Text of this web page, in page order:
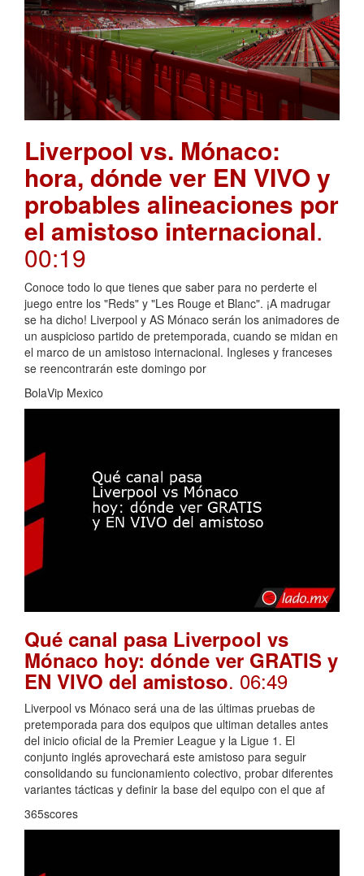
Liverpool vs. Mónaco:
hora, dónde ver EN VIVO y
probables alineaciones por
el amistoso internacional.
00:19
Conoce todo lo que tienes que saber para no perderte el
juego entre los "Reds" y "Les Rouge et Blanc". ¡A madrugar
se ha dicho! Liverpool y AS Mónaco serán los animadores de
un auspicioso partido de pretemporada, cuando se midan en
el marco de un amistoso internacional. Ingleses y franceses
se reencontrarán este domingo por
BolaVip Mexico
Qué canal pasa Liverpool vs
Mónaco hoy: dónde ver GRATIS y
EN VIVO del amistoso. 06:49
Liverpool vs Mónaco será una de las últimas pruebas de
pretemporada para dos equipos que ultiman detalles antes
del inicio oficial de la Premier League y la Ligue 1. El
conjunto inglés aprovechará este amistoso para seguir
consolidando su funcionamiento colectivo, probar diferentes
variantes tácticas y definir la base del equipo con el que af
365scores